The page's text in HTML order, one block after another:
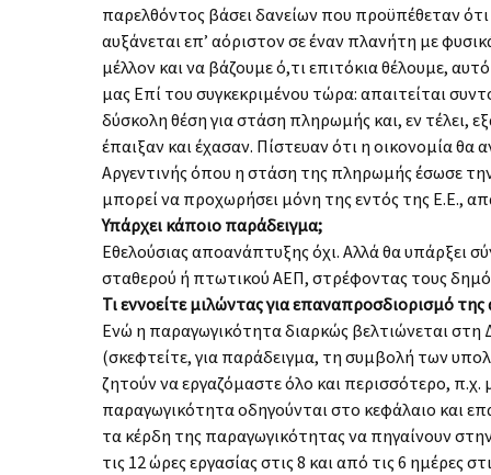
παρελθόντος βάσει δανείων που προϋπέθεταν
αυξάνεται επ’ αόριστον σε έναν πλανήτη με
μέλλον και να βάζουμε ό,τι επιτόκια θέλουμε,
μας Επί του συγκεκριμένου τώρα: απαιτείται
δύσκολη θέση για στάση πλη­ρωμής και, εν τέλει,
έπαιξαν και έχασαν. Πίστευ­αν ότι η οικονομία
Αργεντινής όπου η στάση της πληρωμής έσωσε
μπορεί να προχωρήσει μόνη της εντός της Ε.Ε.,
Υπάρχει κάποιο παράδειγμα;
Εθελούσιας αποανάπτυξης όχι. Αλλά θα υπάρξει
σταθερού ή πτωτικού ΑΕΠ, στρέφοντας τους
Τι εννοείτε μιλώντας για επαναπροσδιορισμό
Ενώ η παραγωγικότητα διαρκώς βελτιώνεται στη
(σκεφτείτε, για παράδειγμα, τη συμβολή των
ζητούν να εργαζόμαστε όλο και περισσότερο,
παραγωγικότητα οδηγούνται στο κεφάλαιο και
τα κέρδη της παραγωγικότητας να πη­γαίνουν
τις 12 ώρες εργασίας στις 8 και από τις 6